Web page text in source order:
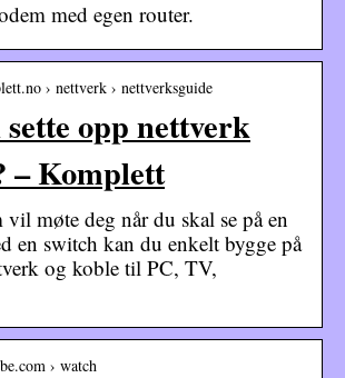
med egen router.
› nettverk › nettverksguide
opp nettverk
– Komplett
vil møte deg når du skal se på en
en switch kan du enkelt bygge på
og koble til PC, TV,
› watch